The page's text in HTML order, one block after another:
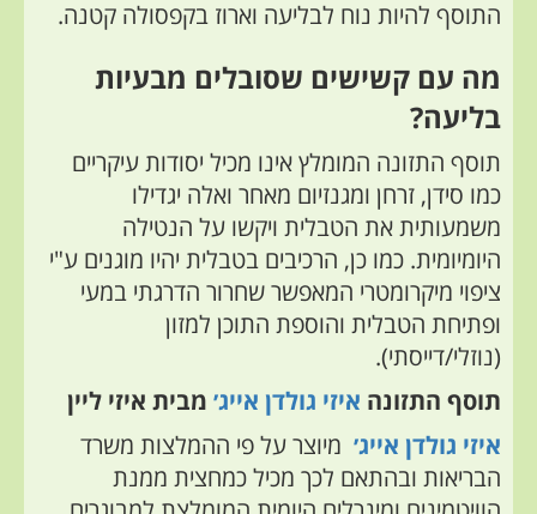
התוסף להיות נוח לבליעה וארוז בקפסולה קטנה.
מה עם קשישים שסובלים מבעיות
בליעה?
תוסף התזונה המומלץ אינו מכיל יסודות עיקריים
כמו סידן, זרחן ומגנזיום מאחר ואלה יגדילו
משמעותיתאת הטבלית ויקשו על הנטילה
היומיומית. כמו כן, הרכיבים בטבלית יהיו מוגנים ע"י
ציפוי מיקרומטרי המאפשרשחרור הדרגתי במעי
ופתיחת הטבלית והוספת התוכן למזון
(נוזלי/דייסתי).
תוסף התזונה איזי גולדן אייג׳ מבית איזי ליין
איזי גולדן אייג׳ מיוצר על פי ההמלצות משרד
הבריאות ובהתאם לכך מכיל כמחצית ממנת